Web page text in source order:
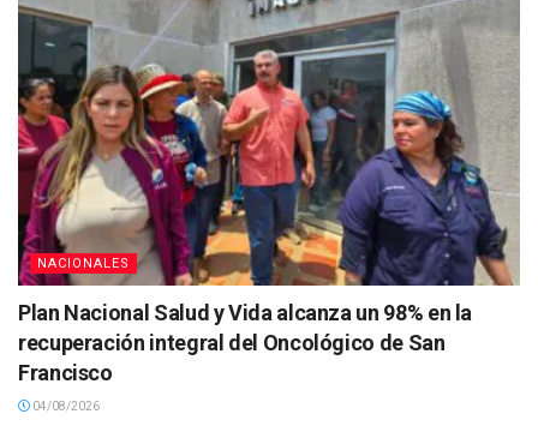
NACIONALES
Plan Nacional Salud y Vida alcanza un 98% en la
recuperación integral del Oncológico de San
Francisco
04/08/2026